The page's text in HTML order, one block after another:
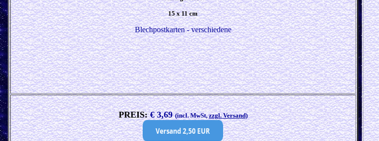
15 x 11 cm
Blechpostkarten -verschiedene
PREIS:€ 3,69(incl. MwSt,zzgl. Versand)